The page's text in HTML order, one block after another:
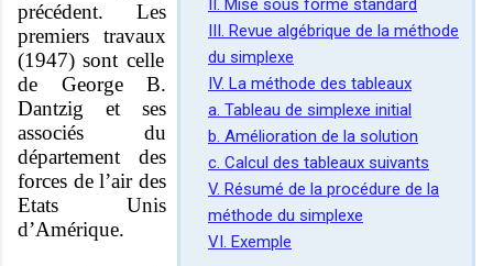
II. Mise sous forme standard
III. Revue algébrique de la méthode
du simplexe
IV. La méthode des tableaux
a. Tableau de simplexe initial
b. Amélioration de la solution
c. Calcul des tableaux suivants
V. Résumé de la procédure de la
méthode du simplexe
VI. Exemple
précédent. Les
premiers travaux
(1947) sont celle
de George B.
Dantzig et ses
associés du
département des
forces de l’air des
Etats Unis
d’Amérique.